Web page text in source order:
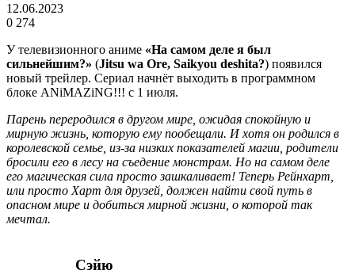
12.06.2023
0 274
У телевизионного аниме «На самом деле я был
сильнейшим?» (Jitsu wa Ore, Saikyou deshita?) появился
новый трейлер. Сериал начнёт выходить в программном
блоке ANiMAZiNG!!! с 1 июля.
Парень переродился в другом мире, ожидая спокойную и
мирную жизнь, которую ему пообещали. И хотя он родился в
королевской семье, из-за низких показателей магии, родители
бросили его в лесу на съедение монстрам. Но на самом деле
его магическая сила просто зашкаливает! Теперь Рейнхарт,
или просто Харт для друзей, должен найти свой путь в
опасном мире и добиться мирной жизни, о которой так
мечтал.
Сэйю